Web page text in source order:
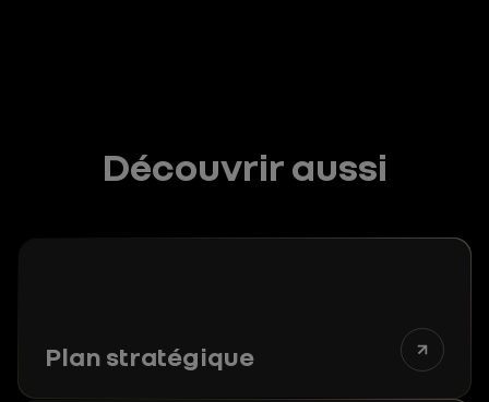
Découvrir aussi
Plan stratégique